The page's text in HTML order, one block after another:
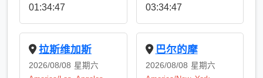
01:34:47 03:34:47
拉斯维加斯
2026/08/08 星期六
巴尔的摩
2026/08/08 星期六